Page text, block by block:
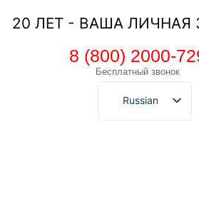
20 ЛЕТ - ВАША ЛИЧНАЯ
8 (800) 2000-
Бесплатный звонок
Russian